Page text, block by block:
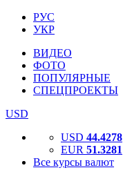
РУС
УКР
ВИДЕО
ФОТО
ПОПУЛЯРНЫЕ
СПЕЦПРОЕКТЫ
USD
USD 44.4278
EUR 51.3281
Все курсы валют